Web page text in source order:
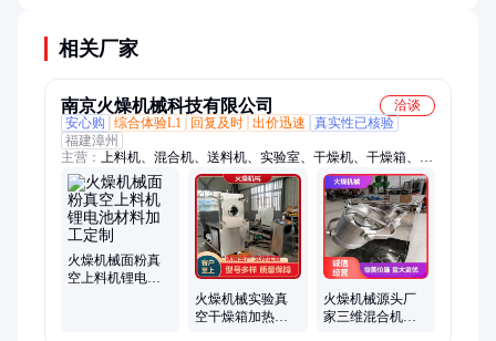
相关厂家
南京火燥机械科技有限公司
洽谈
安心购
综合体验L1 回复及时 出价迅速
真实性已核验
福建漳州
主营： 上料机、混合机、送料机、实验室、干燥机、干燥箱、吸
料机、烘干机、真空带、烘干箱、给料机、恒温烘箱、热风循
环、粉末真空、塑料三维、真空干燥、智能真空、减压真空、上
料吊机、微波干燥
火燥机械面粉真
空上料机锂电池
火燥机械实验真
空干燥箱加热效
火燥机械源头厂
家三维混合机搅